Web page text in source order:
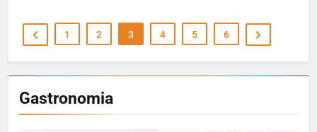
Gastronomia
1 2 3 4 5 6